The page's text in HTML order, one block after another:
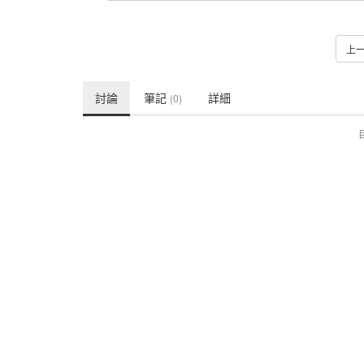
上
討論 筆記 (0) 詳細